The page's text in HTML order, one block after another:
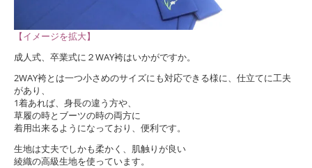
【イメージを拡大】
成人式、卒業式に２WAY袴はいかがですか。
2WAY袴とは一つ小さめのサイズにも対応できる様に、仕立てに工夫
があり、
1着あれば、身長の違う方や、
草履の時とブーツの時の両方に
着用出来るようになっており、便利です。
生地は丈夫でしかも柔かく、肌触りが良い
綾織の高級生地を使っています。